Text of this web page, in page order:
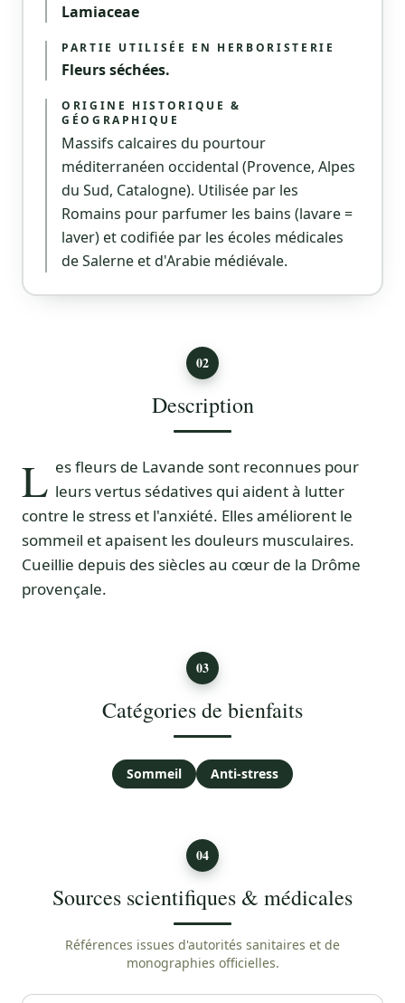
Lamiaceae
PARTIE UTILISÉE EN HERBORISTERIE
Fleurs séchées.
ORIGINE HISTORIQUE &
GÉOGRAPHIQUE
Massifs calcaires du pourtour
méditerranéen occidental (Provence, Alpes
du Sud, Catalogne). Utilisée par les
Romains pour parfumer les bains (lavare =
laver) et codifiée par les écoles médicales
de Salerne et d'Arabie médiévale.
02
Description
L es fleurs de Lavande sont reconnues pour
leurs vertus sédatives qui aident à lutter
contre le stress et l'anxiété. Elles améliorent le
sommeil et apaisent les douleurs musculaires.
Cueillie depuis des siècles au cœur de la Drôme
provençale.
03
Catégories de bienfaits
Sommeil Anti-stress
04
Sources scientifiques & médicales
Références issues d'autorités sanitaires et de
monographies officielles.